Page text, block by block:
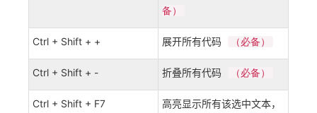
备）
Ctrl + Shift + + 展开所有代码 （必备）
Ctrl + Shift + - 折叠所有代码 （必备）
Ctrl + Shift + F7
高亮显示所有该选中文本，